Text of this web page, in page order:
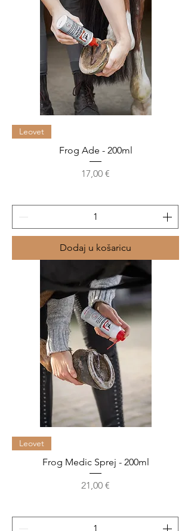
Leovet
Frog Ade - 200ml
Cijena
17,00 €
Dodaj u košaricu
Leovet
Frog Medic Sprej - 200ml
Cijena
21,00 €